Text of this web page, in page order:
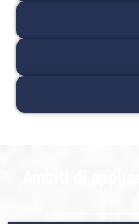
Ambiti di